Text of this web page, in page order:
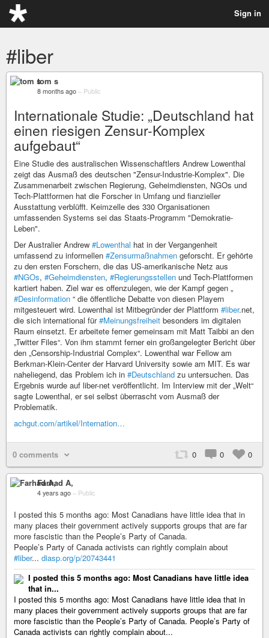
Sign in
#liber
tom s
8 months ago – Public
Internationale Studie: „Deutschland hat
einen riesigen Zensur-Komplex
aufgebaut“
Eine Studie des australischen Wissenschaftlers Andrew Lowenthal
zeigt das Ausmaß des deutschen "Zensur-Industrie-Komplex". Die
Zusammenarbeit zwischen Regierung, Geheimdiensten, NGOs und
Tech-Plattformen hat die Forscher in Umfang und fianzieller
Ausstattung verblüfft. Keimzelle des 330 Organisationen
umfassenden Systems sei das Staats-Programm "Demokratie-
Leben".
Der Australier Andrew #Lowenthal hat in der Vergangenheit
umfassend zu informellen #Zensurmaßnahmen geforscht. Er gehörte
zu den ersten Forschern, die das US-amerikanische Netz aus
#NGOs, #Geheimdiensten, #Regierungsstellen und Tech-Plattformen
kartiert haben. Ziel war es offenzulegen, wie der Kampf gegen „
#Desinformation “ die öffentliche Debatte von diesen Playern
mitgesteuert wird. Lowenthal ist Mitbegründer der Plattform #liber.net,
die sich international für#Meinungsfreiheit besonders im digitalen
Raum einsetzt. Er arbeitete ferner gemeinsam mit Matt Taibbi an den
„Twitter Files“. Von ihm stammt ferner ein großangelegter Bericht über
den „Censorship-Industrial Complex“. Lowenthal war Fellow am
Berkman-Klein-Center der Harvard University sowie am MIT. Es war
naheliegend, das Problem ich in #Deutschland zu untersuchen. Das
Ergebnis wurde auf liber-net veröffentlicht. Im Interview mit der „Welt“
sagte Lowenthal, er sei selbst überrascht vom Ausmaß der
Problematik.
achgut.com/artikel/Internation…
0 comments 0 0 0
Farhad A,
4 years ago – Public
I posted this 5 months ago: Most Canadians have little idea that in
many places their government actively supports groups that are far
more fascistic than the People’s Party of Canada.
People’s Party of Canada activists can rightly complain about
#liber... diasp.org/p/20743441
I posted this 5 months ago: Most Canadians have little idea
that in...
I posted this 5 months ago: Most Canadians have little idea that in
many places their government actively supports groups that are far
more fascistic than the People’s Party of Canada. People’s Party of
Canada activists can rightly complain about...